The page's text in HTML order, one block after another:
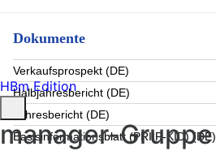
Dokumente
Verkaufsprospekt (DE)
Halbjahresbericht (DE)
Jahresbericht (DE)
Basisinformationsblatt (PRIIP-KID) (DE)
HBm Edition
manager-Gruppe